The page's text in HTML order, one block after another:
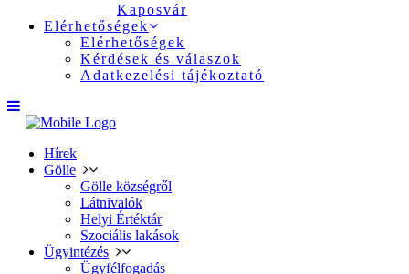
Kaposvár
Elérhetőségek
Elérhetőségek
Kérdések és válaszok
Adatkezelési tájékoztató
Hírek
Gölle
Gölle községről
Látnivalók
Helyi Értéktár
Szociális lakások
Ügyintézés
Ügyfélfogadás